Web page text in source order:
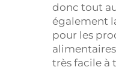
donc tout
également
pour les
très facile à